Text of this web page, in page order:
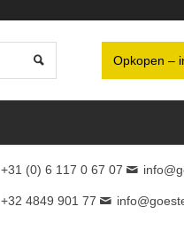
Opkopen –
+31 (0) 6 117 0 67 07
+32 4849 901 77